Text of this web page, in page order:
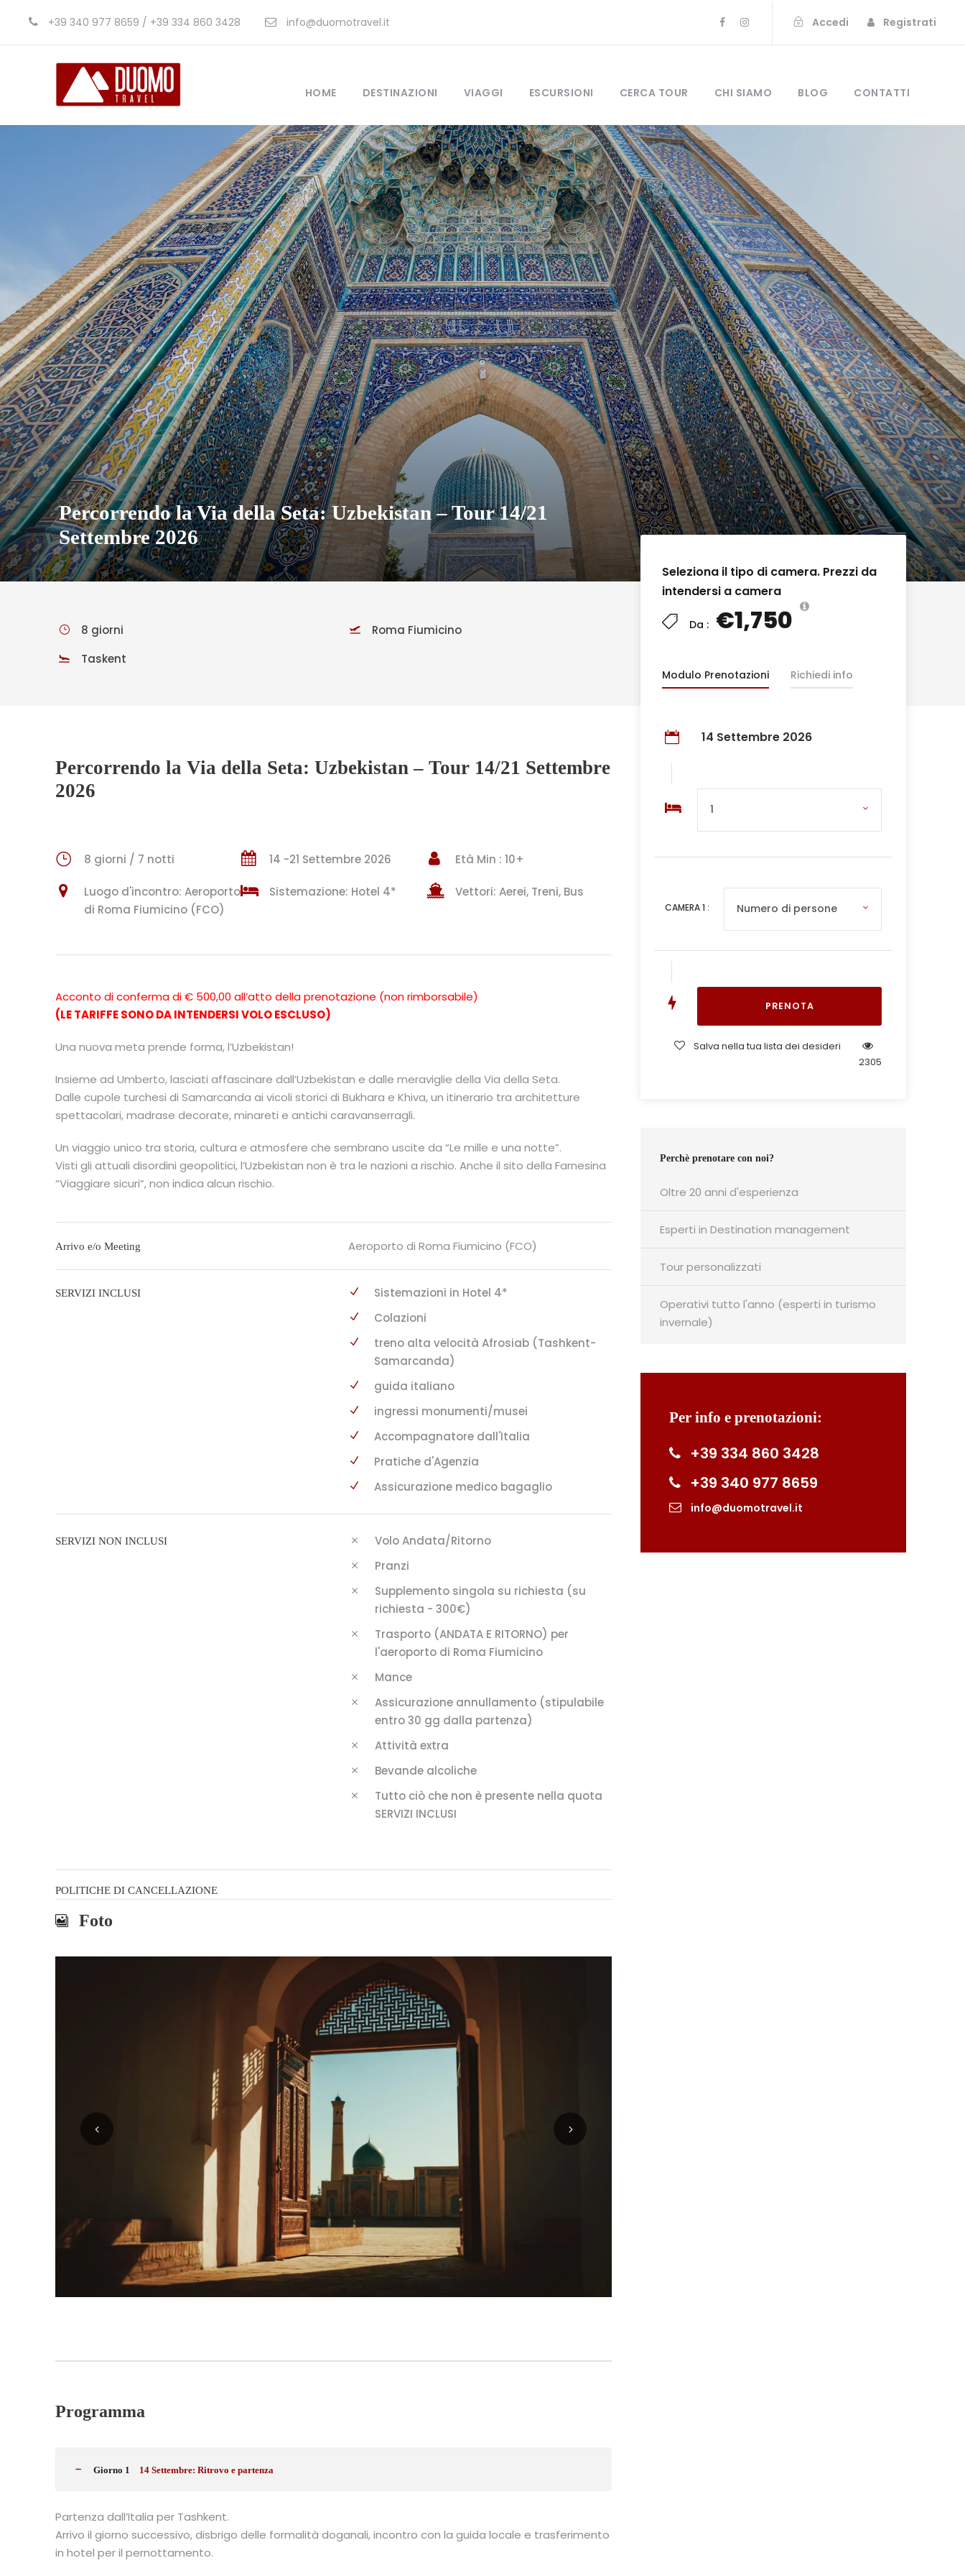
+39 340 977 8659 / +39 334 860 3428 info@duomotravel.it Accedi Registrati
HOME DESTINAZIONI VIAGGI ESCURSIONI CERCA TOUR CHI SIAMO BLOG CONTATTI
Percorrendo la Via della Seta: Uzbekistan – Tour 14/21
Settembre 2026
Seleziona il tipo di camera. Prezzi da
intendersi a camera
Da : €1,750
Modulo Prenotazioni Richiedi info
14 Settembre 2026
CAMERA1 :
Salva nella tua lista dei desideri
2305
Perchè prenotare con noi?
Oltre 20 anni d'esperienza
Esperti in Destination management
Tour personalizzati
Operativi tutto l'anno (esperti in turismo
invernale)
Per info e prenotazioni:
+39 334 860 3428
+39 340 977 8659
info@duomotravel.it
8 giorni
Roma Fiumicino
Taskent
Percorrendo la Via della Seta: Uzbekistan – Tour 14/21 Settembre
2026
8 giorni / 7 notti 14 -21 Settembre 2026 Età Min : 10+
Luogo d'incontro: Aeroporto
di Roma Fiumicino (FCO)
Sistemazione: Hotel 4* Vettori: Aerei, Treni, Bus
Acconto di conferma di € 500,00 all’atto della prenotazione (non rimborsabile)
(LE TARIFFE SONO DA INTENDERSI VOLO ESCLUSO)
Una nuova meta prende forma, l’Uzbekistan!
Insieme ad Umberto, lasciati affascinare dall’Uzbekistan e dalle meraviglie della Via della Seta.
Dalle cupole turchesi di Samarcanda ai vicoli storici di Bukhara e Khiva, un itinerario tra architetture
spettacolari, madrase decorate, minareti e antichi caravanserragli.
Un viaggio unico tra storia, cultura e atmosfere che sembrano uscite da “Le mille e una notte”.
Visti gli attuali disordini geopolitici, l’Uzbekistan non è tra le nazioni a rischio. Anche il sito della Farnesina
“Viaggiare sicuri”, non indica alcun rischio.
Arrivo e/o Meeting Aeroporto di Roma Fiumicino (FCO)
SERVIZI INCLUSI
Sistemazioni in Hotel 4*
Colazioni
treno alta velocità Afrosiab (Tashkent-
Samarcanda)
guida italiano
ingressi monumenti/musei
Accompagnatore dall'Italia
Pratiche d'Agenzia
Assicurazione medico bagaglio
SERVIZI NON INCLUSI
Volo Andata/Ritorno
Pranzi
Supplemento singola su richiesta (su
richiesta - 300€)
Trasporto (ANDATA E RITORNO) per
l'aeroporto di Roma Fiumicino
Mance
Assicurazione annullamento (stipulabile
entro 30 gg dalla partenza)
Attività extra
Bevande alcoliche
Tutto ciò che non è presente nella quota
SERVIZI INCLUSI
POLITICHE DI CANCELLAZIONE
Foto
Programma
Giorno 1 14 Settembre: Ritrovo e partenza
Partenza dall’Italia per Tashkent.
Arrivo il giorno successivo, disbrigo delle formalità doganali, incontro con la guida locale e trasferimento
in hotel per il pernottamento.